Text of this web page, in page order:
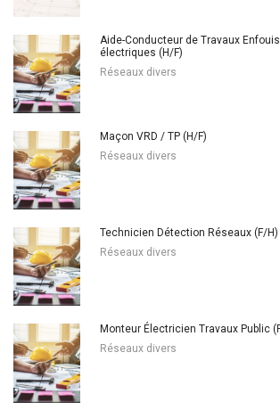
Aide-Conducteur de Travaux
électriques (H/F)
Réseaux divers
Maçon VRD / TP (H/F)
Réseaux divers
Technicien Détection Réseaux (F/H)
Réseaux divers
Monteur Électricien Travaux Public
Réseaux divers